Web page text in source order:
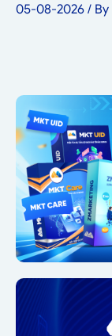
05-08-2026 / By